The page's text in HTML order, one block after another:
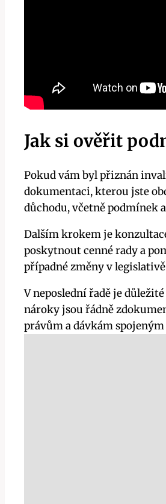
Jak si ověřit
Pokud vám byl přiznán
dokumentaci, kterou jste
důchodu, včetně podmínek
Dalším krokem je
poskytnout cenné rady a
případné změny v
V neposlední řadě je
nároky jsou řádně
právům a dávkám